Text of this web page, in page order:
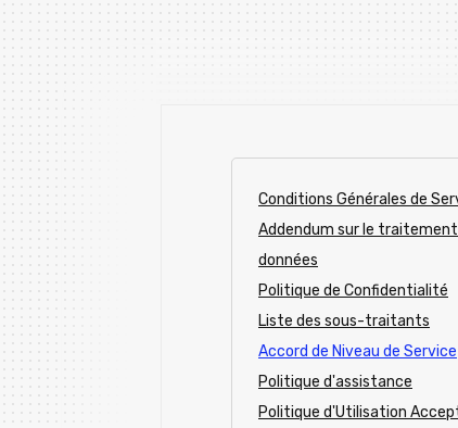
Conditions Générales de
Addendum sur le
données
Politique de Confidentialité
Liste des sous-traitants
Accord de Niveau de Service
Politique d'assistance
Politique d'Utilisation